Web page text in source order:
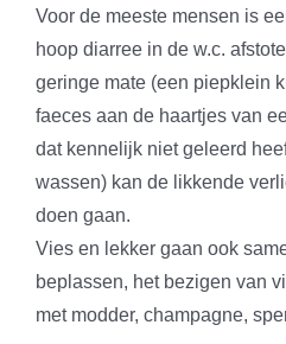
Voor de meeste mensen is
hoop diarree in de w.c.
geringe mate (een piepklein
faeces aan de haartjes van
dat kennelijk niet geleerd
wassen) kan de likkende
doen gaan.
Vies en lekker gaan ook
beplassen, het bezigen van
met modder, champagne,